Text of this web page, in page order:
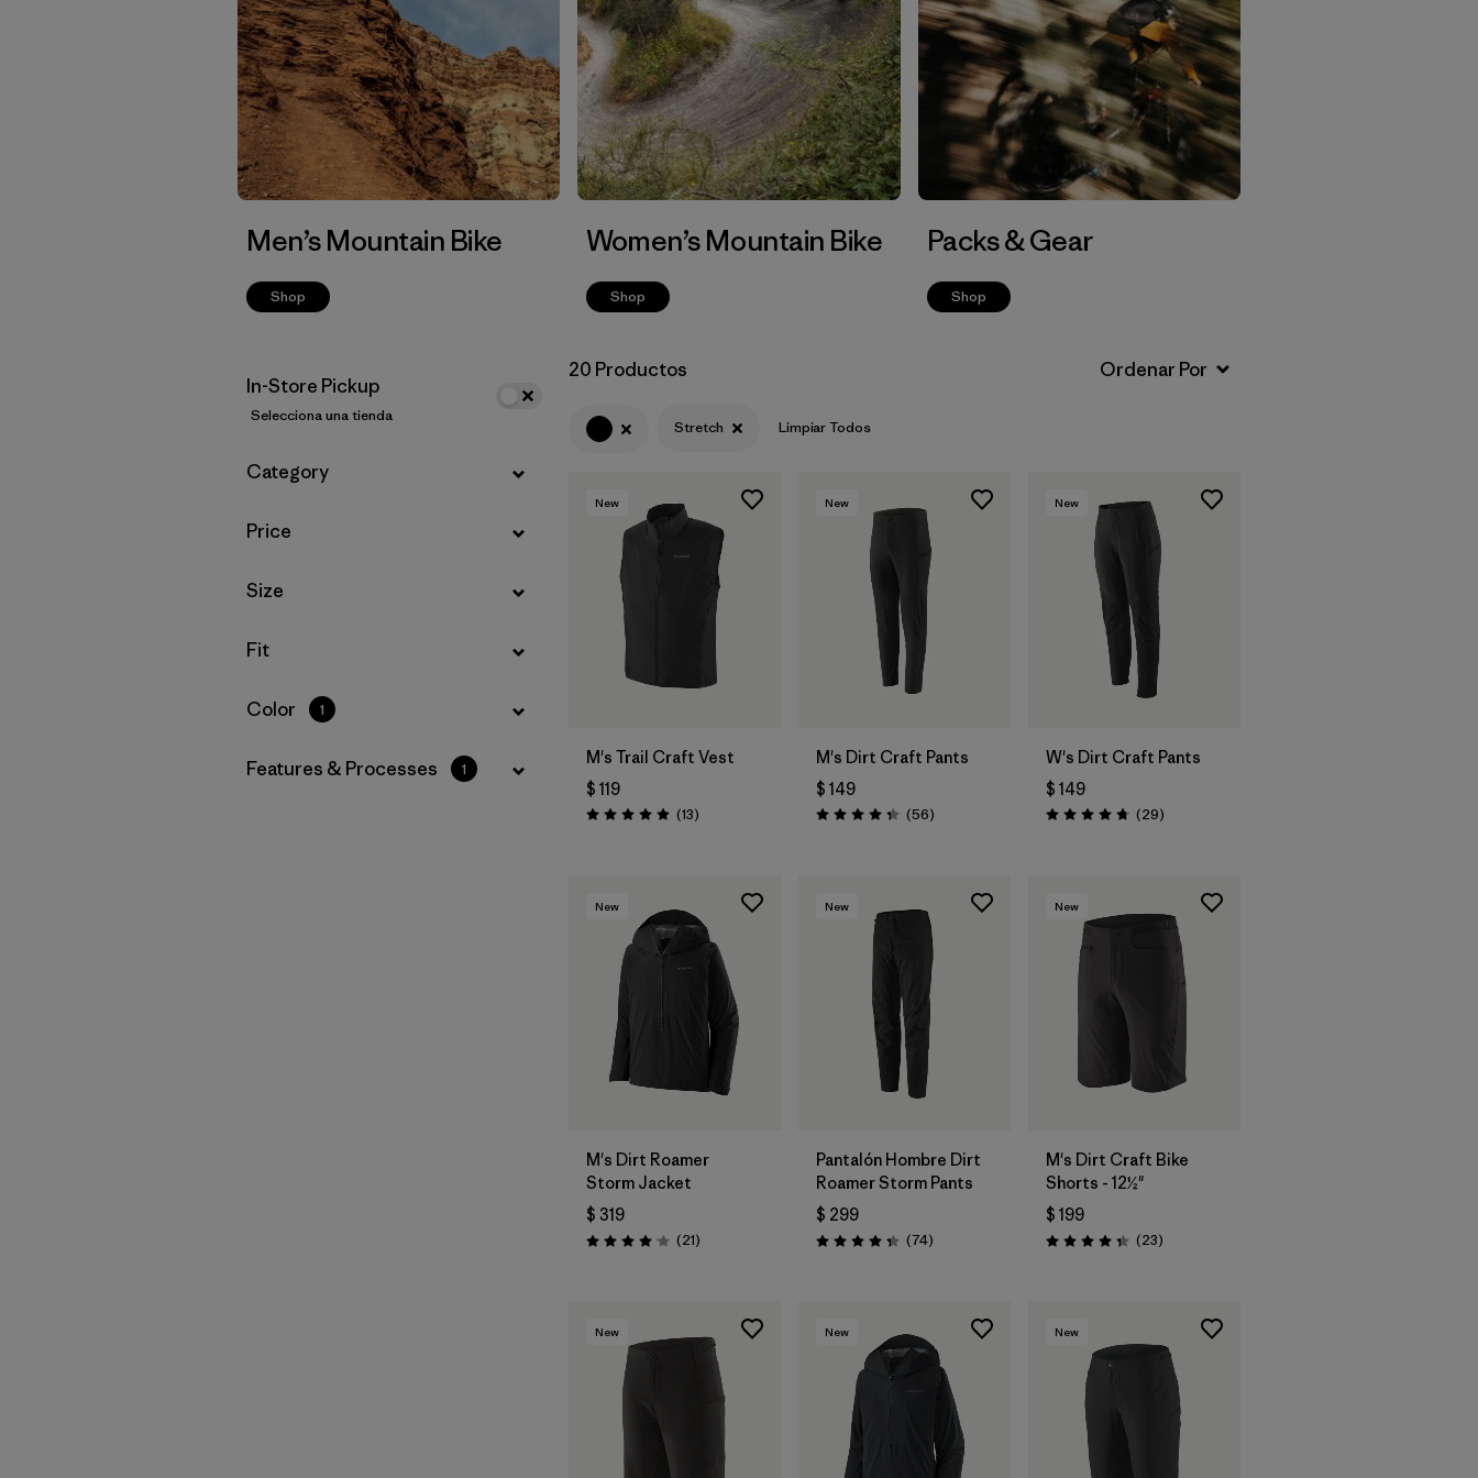
Men’s Mountain Bike
Shop
Women’s Mountain Bike
Shop
Packs & Gear
Shop
In-Store Pickup
Selecciona una tienda
Filtrar por
Category
Filtrar por
Price
Filtrar por
Size
Filtrar por
Fit
Filtrar por
Color 1
Filtrar por
Features & Processes 1
20 Productos
Stretch Limpiar Todos
New
M's Trail Craft Vest
$ 119
Valoración: 4.9 / 5
(13Comentarios
)
New
M's Dirt Craft Pants
$ 149
Valoración: 4.3 / 5
(56Comentarios
)
New
W's Dirt Craft Pants
$ 149
Valoración: 4.8 / 5
(29Comentarios
)
New
M's Dirt Roamer
Storm Jacket
$ 319
Valoración: 4.0 / 5
(21Comentarios
)
New
Pantalón Hombre Dirt
Roamer Storm Pants
$ 299
Valoración: 4.3 / 5
(74Comentarios
)
New
M's Dirt Craft Bike
Shorts - 12½"
$ 199
Valoración: 4.3 / 5
(23Comentarios
)
New New New